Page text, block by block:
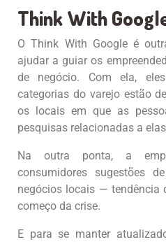
Think With
O Think With Google é
ajudar a guiar os
de negócio. Com ela,
categorias do varejo estão
os locais em que as
pesquisas relacionadas a
Na outra ponta, a
consumidores sugestões
negócios locais — tendência
começo da crise.
E para se manter